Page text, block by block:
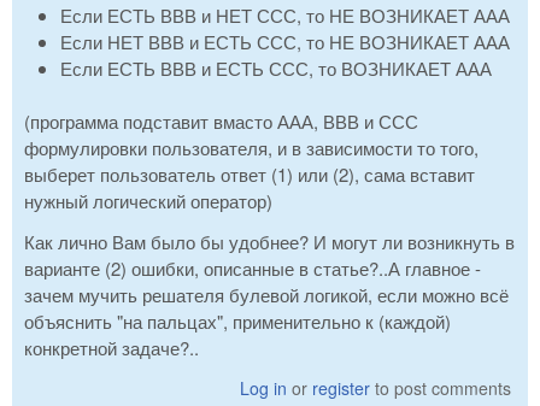
Если ЕСТЬ ВВВ и НЕТ ССС, то НЕ ВОЗНИКАЕТ ААА
Если НЕТ ВВВ и ЕСТЬ ССС, то НЕ ВОЗНИКАЕТ ААА
Если ЕСТЬ ВВВ и ЕСТЬ ССС, то ВОЗНИКАЕТ ААА
(программа подставит вмасто ААА, ВВВ и ССС
формулировки пользователя, и в зависимости то того,
выберет пользователь ответ (1) или (2), сама вставит
нужный логический оператор)
Как лично Вам было бы удобнее? И могут ли возникнуть в
варианте (2) ошибки, описанные в статье?..А главное -
зачем мучить решателя булевой логикой, если можно всё
объяснить "на пальцах", применительно к (каждой)
конкретной задаче?..
Log in or register to post comments